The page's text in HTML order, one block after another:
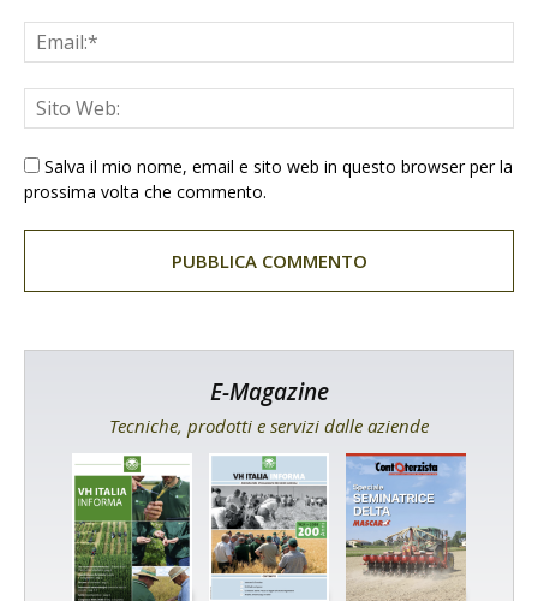
Salva il mio nome, email e sito web in questo browser per la
prossima volta che commento.
E-Magazine
Tecniche, prodotti e servizi dalle aziende